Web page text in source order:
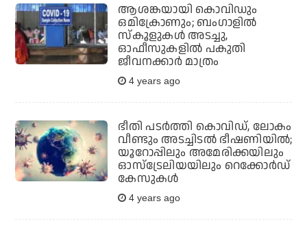
ആശങ്കയായി കൊവിഡും
ഒമിക്രോണും; ബംഗാളില്‍
സ്‌കൂളുകള്‍ അടച്ചു,
ഓഫീസുകളില്‍ പകുതി
ജീവനക്കാര്‍ മാത്രം
4 years ago
ഭീതി പടര്‍ത്തി കൊവിഡ്, ലോകം
വീണ്ടും അടച്ചിടല്‍ ഭീഷണിയില്‍;
യൂറോപ്പിലും അമേരിക്കയിലും
ഓസ്‌ട്രേലിയയിലും റെക്കോര്‍ഡ്
കേസുകള്‍
4 years ago